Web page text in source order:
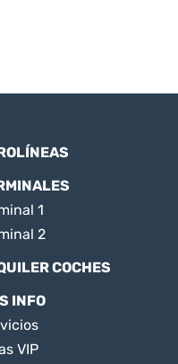
1
2
COCHES
INFO
VIP